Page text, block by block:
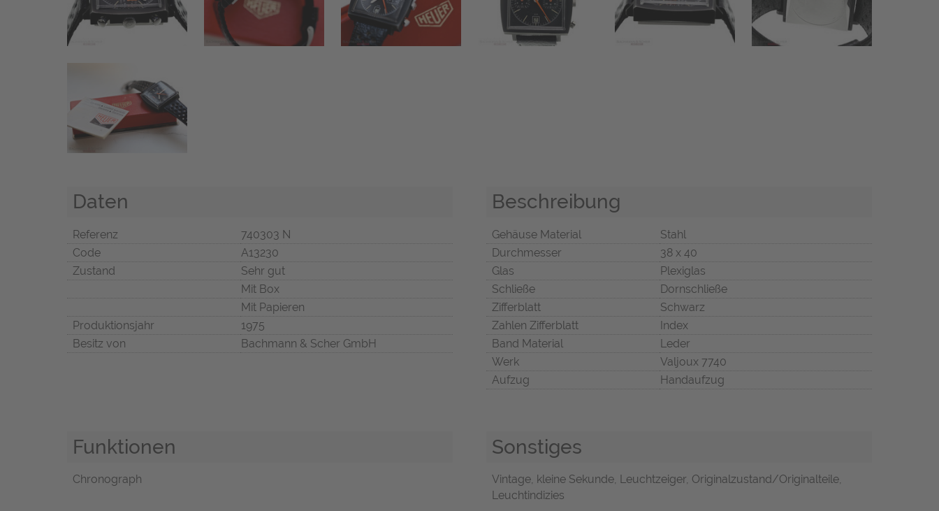
Daten
Referenz
740303 N
Code
A13230
Zustand
Sehr gut
Mit Box
Mit Papieren
Produktionsjahr
1975
Besitz von
Bachmann & Scher GmbH
Beschreibung
Gehäuse Material
Stahl
Durchmesser
38 x 40
Glas
Plexiglas
Schließe
Dornschließe
Zifferblatt
Schwarz
Zahlen Zifferblatt
Index
Band Material
Leder
Werk
Valjoux 7740
Aufzug
Handaufzug
Funktionen
Chronograph
Sonstiges
Vintage, kleine Sekunde, Leuchtzeiger, Originalzustand/Originalteile,
Leuchtindizies